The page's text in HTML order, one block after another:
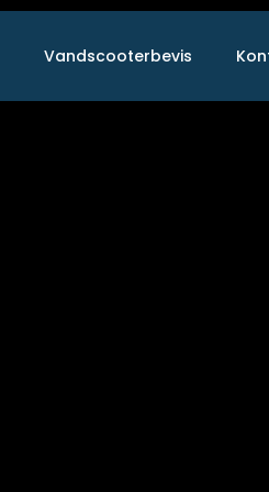
Vandscooterbevis